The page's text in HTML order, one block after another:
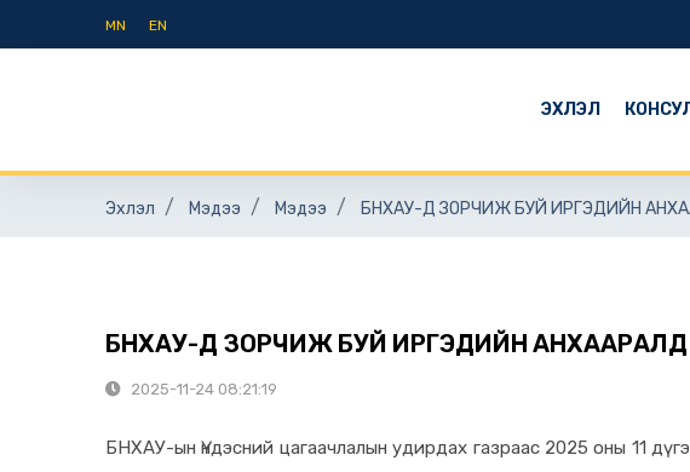
MN EN
ЭХЛЭЛ
Эхлэл Мэдээ Мэдээ БНХАУ-Д ЗОРЧИЖ БУЙ ИРГЭДИЙН
БНХАУ-Д ЗОРЧИЖ БУЙ ИРГЭДИЙН АНХААРАЛД
2025-11-24 08:21:19
БНХАУ-ын Үндэсний цагаачлалын удирдах газраас 2025 оны 11